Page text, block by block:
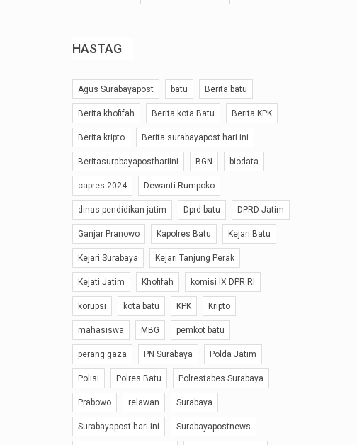
HASTAG
Agus Surabayapost batu Berita batu
Berita khofifah Berita kota Batu Berita KPK
Berita kripto Berita surabayapost hari ini
Beritasurabayaposthariini BGN biodata
capres 2024 Dewanti Rumpoko
dinas pendidikan jatim Dprd batu DPRD Jatim
Ganjar Pranowo Kapolres Batu Kejari Batu
Kejari Surabaya Kejari Tanjung Perak
Kejati Jatim Khofifah komisi IX DPR RI
korupsi kota batu KPK Kripto
mahasiswa MBG pemkot batu
perang gaza PN Surabaya Polda Jatim
Polisi Polres Batu Polrestabes Surabaya
Prabowo relawan Surabaya
Surabayapost hari ini Surabayapostnews